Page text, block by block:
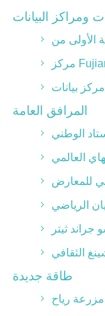
ومراكز البيانات
المرافق العامة
الوطني
العالمي
للمعارض
الرياضي
جراند ثيتر
الثقافي
طاقة جديدة
مزرعة رياح Lei Zhen Shan من شركة استثمار الطاقة